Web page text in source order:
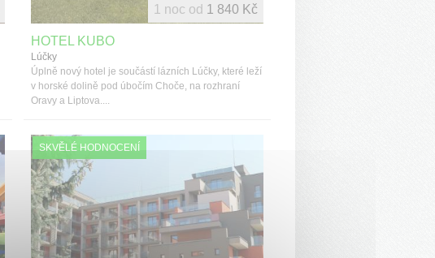
HOTEL KUBO
Lúčky
Úplně nový hotel je součástí lázních Lúčky, které leží
v horské dolině pod úbočím Choče, na rozhraní
Oravy a Liptova....
1 noc od 1 840 Kč
SKVĚLÉ HODNOCENÍ